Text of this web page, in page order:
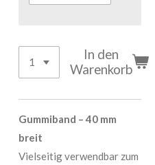
In den
Warenkorb
Gummiband – 40 mm
breit
Vielseitig verwendbar zum